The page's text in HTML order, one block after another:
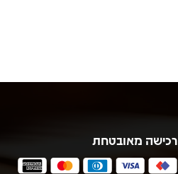
רכישה מאובטחת